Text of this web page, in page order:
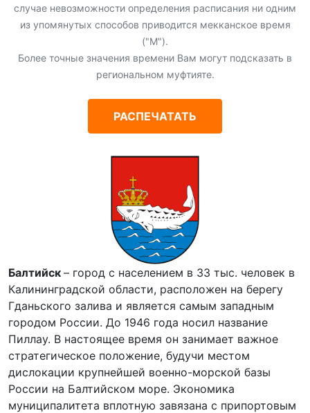
случае невозможности определения расписания ни одним
из упомянутых способов приводится мекканское время
("М").
Более точные значения времени Вам могут подсказать в
региональном муфтияте.
РАСПЕЧАТАТЬ
Балтийск – город с населением в 33 тыс. человек в
Калининградской области, расположен на берегу
Гданьского залива и является самым западным
городом России. До 1946 года носил название
Пиллау. В настоящее время он занимает важное
стратегическое положение, будучи местом
дислокации крупнейшей военно-морской базы
России на Балтийском море. Экономика
муниципалитета вплотную завязана с припортовым